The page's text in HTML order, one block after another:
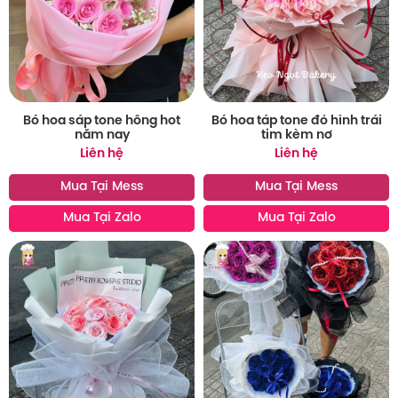
Bó hoa sáp tone hồng hot
năm nay
Liên hệ
Mua Tại Mess
Mua Tại Zalo
Bó hoa táp tone đỏ hình trái
tim kèm nơ
Liên hệ
Mua Tại Mess
Mua Tại Zalo